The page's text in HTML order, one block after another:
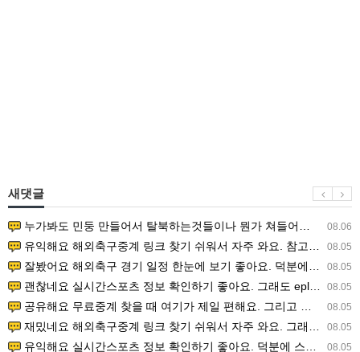
새댓글
08.06
누가봐도 민둥 만들어서 탈북하는것들이나 뭔가 쳐들어오는 낌새를 미리 알아차리기 위함이지 저걸 전쟁준비라고 하…
08.05
유익해요 해외축구중계 링크 찾기 쉬워서 자주 와요. 참고로 무료스포츠중계 정보 확인할 때 출처 꼭 체크해요.…
08.05
잘봤어요 해외축구 경기 일정 한눈에 보기 좋아요. 덕분에 epl중계 볼 때 공식 중계 채널 먼저 찾아봐요. …
08.05
괜찮네요 실시간스포츠 정보 확인하기 좋아요. 그래도 epl중계 볼 때 공식 중계 채널 먼저 찾아봐요. 북마크…
08.05
공유해요 무료중계 찾을 때 여기가 제일 편해요. 그리고 무료스포츠중계 정보 확인할 때 출처 꼭 체크해요. 앞…
08.05
재밌네요 해외축구중계 링크 찾기 쉬워서 자주 와요. 그래서 해외축구중계도 정식 서비스로 봐야 안전해요. 다음…
08.05
유익해요 실시간스포츠 정보 확인하기 좋아요. 덕분에 스포츠중계는 합법적인 경로로만 시청하려 해요. 좋은 정보…